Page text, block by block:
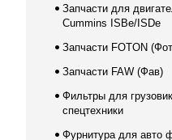
Запчасти для
Cummins ISBe/ISDe
Запчасти FOTON
Запчасти FAW (Фав)
Фильтры для
спецтехники
Фурнитура для авто